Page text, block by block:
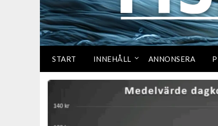
START INNEHÅLL ANNONSERA